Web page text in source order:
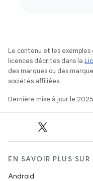
Le contenu et les
licences décrites dans la
des marques ou des
sociétés affiliées.
Dernière mise à jour le
EN SAVOIR PLUS
Android